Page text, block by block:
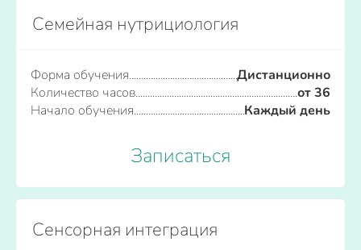
Семейная нутрициология
Форма обучения
Дистанционно
Количество часов
от 36
Начало обучения
Каждый день
Записаться
Сенсорная интеграция